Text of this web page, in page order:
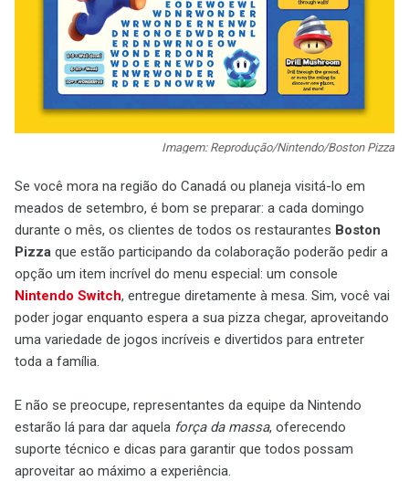
Imagem: Reprodução/Nintendo/Boston Pizza
Se você mora na região do Canadá ou planeja visitá-lo em
meados de setembro, é bom se preparar: a cada domingo
durante o mês, os clientes de todos os restaurantes Boston
Pizza que estão participando da colaboração poderão pedir a
opção um item incrível do menu especial: um console
Nintendo Switch, entregue diretamente à mesa. Sim, você vai
poder jogar enquanto espera a sua pizza chegar, aproveitando
uma variedade de jogos incríveis e divertidos para entreter
toda a família.
E não se preocupe, representantes da equipe da Nintendo
estarão lá para dar aquela força da massa, oferecendo
suporte técnico e dicas para garantir que todos possam
aproveitar ao máximo a experiência.